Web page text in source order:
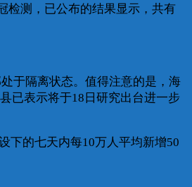
测，已公布的结果显示，共有
于隔离状态。值得注意的是，海
已表示将于18日研究出台进一步
下的七天内每10万人平均新增50